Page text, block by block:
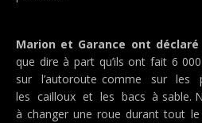
Marion et Garance ont déclaré
que dire à part qu’ils ont fait 6
sur l’autoroute comme sur les
les cailloux et les bacs à sable.
à changer une roue durant tout